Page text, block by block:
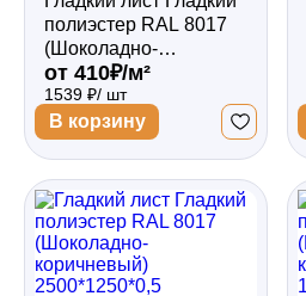
полиэстер RAL 8017
(Шоколадно-
коричневый)
3000*1250*0,35
односторонний
ламинированный
от 410₽/м²
1539 ₽/ шт
В корзину